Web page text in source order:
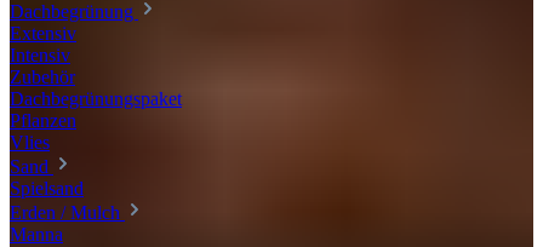
Dachbegrünung
Extensiv
Intensiv
Zubehör
Dachbegrünungspaket
Pflanzen
Vlies
Sand
Spielsand
Erden / Mulch
Manna